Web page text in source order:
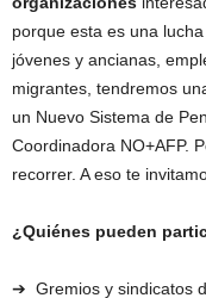
porque esta es una
jóvenes y ancianas,
migrantes, tendremos
un Nuevo Sistema de
Coordinadora NO+AFP.
recorrer. A eso te
¿Quiénes pueden
➔ Gremios y sindicatos